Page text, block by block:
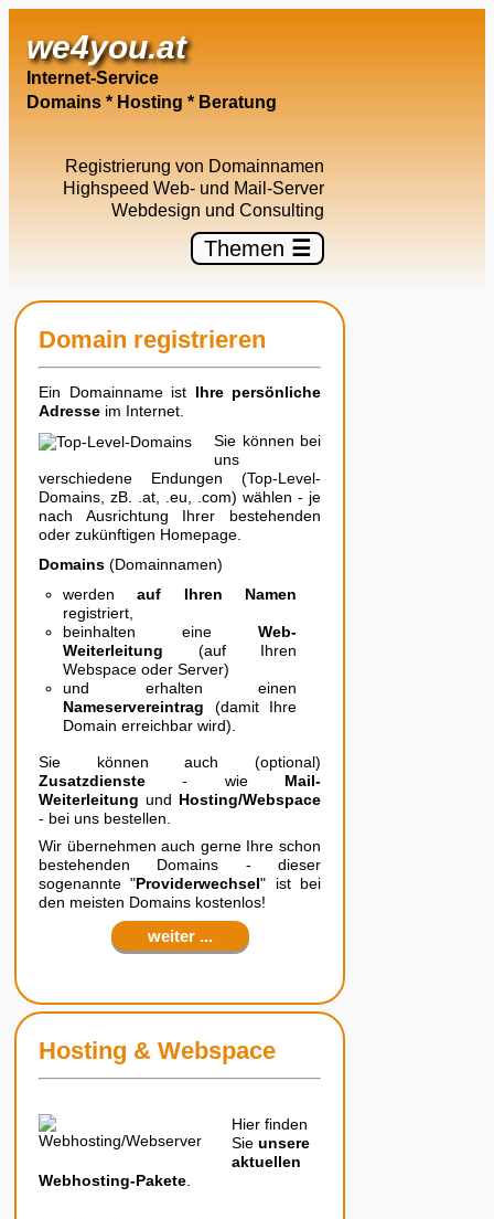
we4you.at
Internet-Service
Domains * Hosting * Beratung
Registrierung von Domainnamen
Highspeed Web- und Mail-Server
Webdesign und Consulting
Themen ☰
Domain registrieren
Ein Domainname ist Ihre persönliche
Adresse im Internet.
Sie können bei
uns
verschiedene Endungen (Top-Level-
Domains, zB. .at, .eu, .com) wählen - je
nach Ausrichtung Ihrer bestehenden
oder zukünftigen Homepage.
Domains (Domainnamen)
werdenauf Ihren Namen
registriert,
beinhalten eine Web-
Weiterleitung (auf Ihren
Webspace oder Server)
und erhalten einen
Nameservereintrag (damit Ihre
Domain erreichbar wird).
Sie können auch (optional)
Zusatzdienste - wie Mail-
Weiterleitung und Hosting/Webspace
- bei uns bestellen.
Wir übernehmen auch gerne Ihre schon
bestehenden Domains - dieser
sogenannte "Providerwechsel" ist bei
den meisten Domains kostenlos!
weiter ...
Hosting & Webspace
Hier finden
Sie unsere
aktuellen
Webhosting-Pakete